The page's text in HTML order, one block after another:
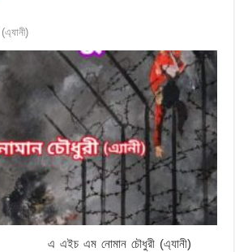
এ এইচ এম নোমান চৌধুরী (এ্যানী)